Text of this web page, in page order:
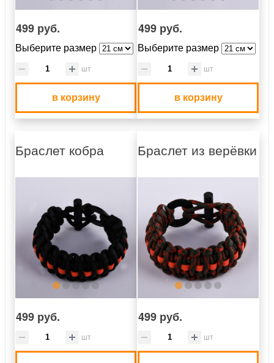
499 руб.
Выберите размер
шт
в корзину
499 руб.
Выберите размер
шт
в корзину
Браслет кобра
499 руб.
шт
Браслет из верёвки
499 руб.
шт